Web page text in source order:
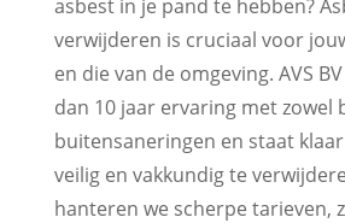
asbest in je pand te hebben?
verwijderen is cruciaal voor
en die van de omgeving. AVS
dan 10 jaar ervaring met zowel
buitensaneringen en staat
veilig en vakkundig te
hanteren we scherpe tarieven,